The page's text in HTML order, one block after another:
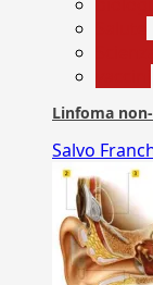
Linfoma
Salvo